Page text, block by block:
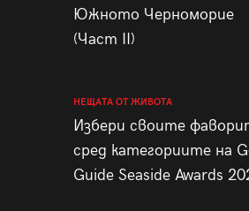
Южното Черноморие
(Част II)
НЕЩАТА ОТ ЖИВОТА
Избери своите
сред категориите на
Guide Seaside Awards